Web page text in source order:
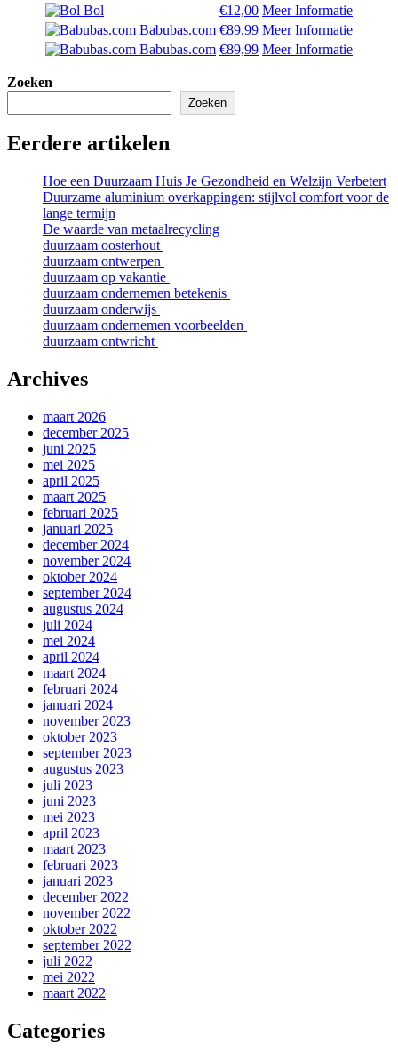
Bol €12,00 Meer Informatie
Babubas.com €89,99 Meer Informatie
Babubas.com €89,99 Meer Informatie
Zoeken
Zoeken
Eerdere artikelen
Hoe een Duurzaam Huis Je Gezondheid en Welzijn Verbetert
Duurzame aluminium overkappingen: stijlvol comfort voor de
lange termijn
De waarde van metaalrecycling
duurzaam oosterhout
duurzaam ontwerpen
duurzaam op vakantie
duurzaam ondernemen betekenis
duurzaam onderwijs
duurzaam ondernemen voorbeelden
duurzaam ontwricht
Archives
maart 2026
december 2025
juni 2025
mei 2025
april 2025
maart 2025
februari 2025
januari 2025
december 2024
november 2024
oktober 2024
september 2024
augustus 2024
juli 2024
mei 2024
april 2024
maart 2024
februari 2024
januari 2024
november 2023
oktober 2023
september 2023
augustus 2023
juli 2023
juni 2023
mei 2023
april 2023
maart 2023
februari 2023
januari 2023
december 2022
november 2022
oktober 2022
september 2022
juli 2022
mei 2022
maart 2022
Categories